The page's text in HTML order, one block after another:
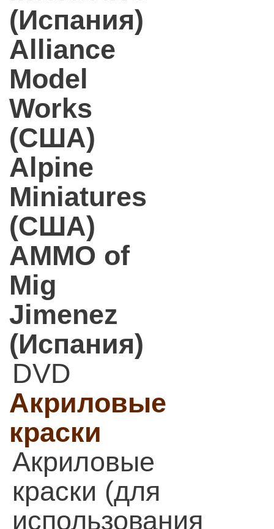
(Испания)
Alliance
Model
Works
(США)
Alpine
Miniatures
(США)
AMMO of
Mig
Jimenez
(Испания)
DVD
Акриловые
краски
Акриловые
краски (для
использования